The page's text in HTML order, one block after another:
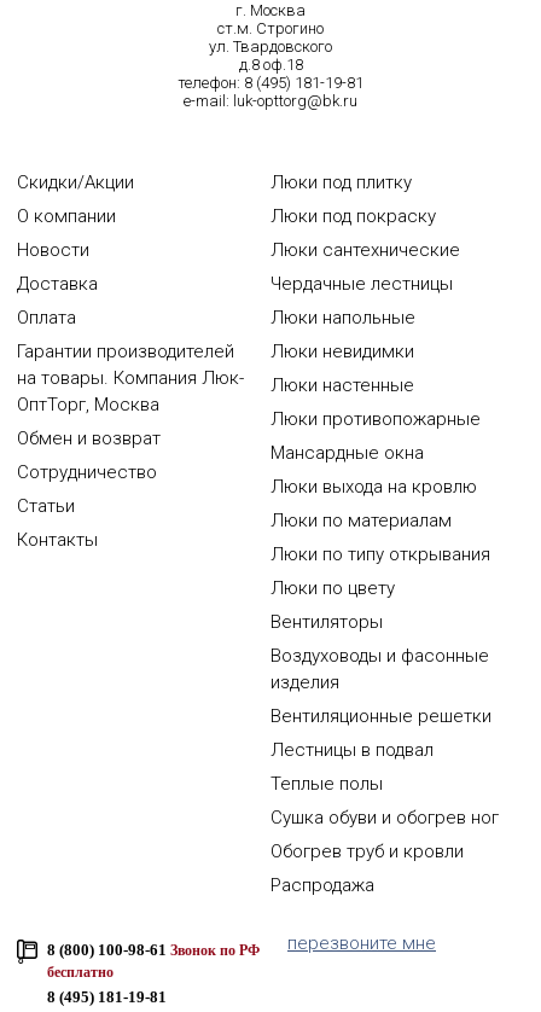
г. Москва
ст.м. Строгино
ул. Твардовского
д.8 оф.18
телефон: 8 (495) 181-19-81
e-mail: luk-opttorg@bk.ru
Скидки/Акции
О компании
Новости
Доставка
Оплата
Гарантии производителей
на товары. Компания Люк-
ОптТорг, Москва
Обмен и возврат
Сотрудничество
Статьи
Контакты
Люки под плитку
Люки под покраску
Люки сантехнические
Чердачные лестницы
Люки напольные
Люки невидимки
Люки настенные
Люки противопожарные
Мансардные окна
Люки выхода на кровлю
Люки по материалам
Люки по типу открывания
Люки по цвету
Вентиляторы
Воздуховоды и фасонные
изделия
Вентиляционные решетки
Лестницы в подвал
Теплые полы
Сушка обуви и обогрев ног
Обогрев труб и кровли
Распродажа
8 (800) 100-98-61 Звонок по РФ
бесплатно
8 (495) 181-19-81
перезвоните мне